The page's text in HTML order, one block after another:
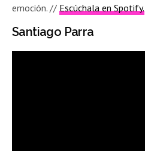
emoción.//Escúchala en Spotify.
Santiago Parra